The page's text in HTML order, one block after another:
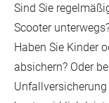
Sind Sie
Scooter
Haben Sie Kinder
absichern? Oder